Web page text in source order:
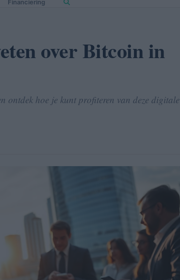
Financiering
over Bitcoin in
ontdek hoe je kunt profiteren van deze digitale